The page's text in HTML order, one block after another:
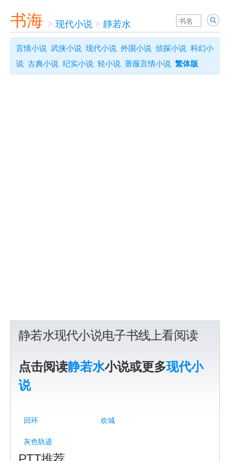
书海 > 现代小说 > 靜若水
言情小说 武侠小说 现代小说 外国小说 侦探小说 科幻小
说 古典小说 纪实小说 轻小说 蔷薇言情小说 繁体版
静若水现代小说电子书线上看阅读
点击阅读静若水小说或更多现代小
说
回环 欢城
灰色轨迹